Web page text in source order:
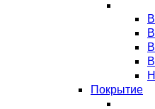
Покрытие